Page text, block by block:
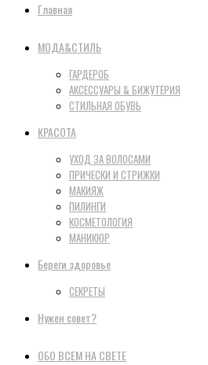
Главная
МОДА&СТИЛЬ
ГАРДЕРОБ
АКСЕССУАРЫ & БИЖУТЕРИЯ
СТИЛЬНАЯ ОБУВЬ
КРАСОТА
УХОД ЗА ВОЛОСАМИ
ПРИЧЕСКИ И СТРИЖКИ
МАКИЯЖ
ПИЛИНГИ
КОСМЕТОЛОГИЯ
МАНИКЮР
Береги здоровье
СЕКРЕТЫ
Нужен совет?
ОБО ВСЕМ НА СВЕТЕ